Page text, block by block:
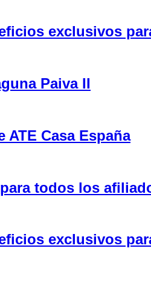
exclusivos
Paiva II
Casa España
todos los
exclusivos